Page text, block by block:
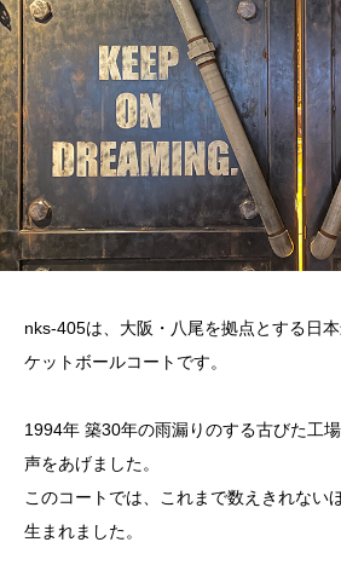
nks-405は、大阪・八尾を拠点とする日
ケットボールコートです。
1994年 築30年の雨漏りのする古びた工
声をあげました。
このコートでは、これまで数えきれない
生まれました。